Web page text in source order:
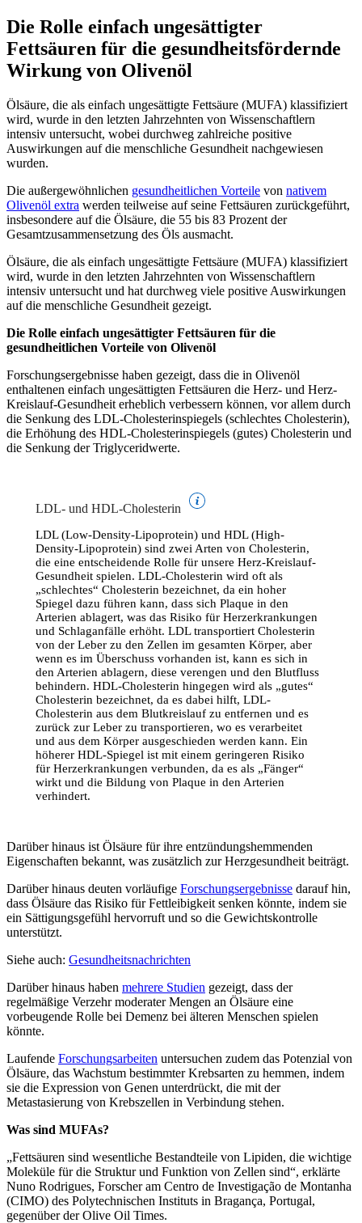
Die Rolle einfach ungesättigter
Fettsäuren für die gesundheitsfördernde
Wirkung von Olivenöl
Ölsäure, die als einfach ungesättigte Fettsäure (MUFA) klassifiziert
wird, wurde in den letzten Jahrzehnten von Wissenschaftlern
intensiv untersucht, wobei durchweg zahlreiche positive
Auswirkungen auf die menschliche Gesundheit nachgewiesen
wurden.
Die außergewöhnlichen gesundheitlichen Vorteile von nativem
Olivenöl extra werden teilweise auf seine Fettsäuren zurückgeführt,
insbesondere auf die Ölsäure, die 55 bis 83 Prozent der
Gesamtzusammensetzung des Öls ausmacht.
Ölsäure, die als einfach ungesättigte Fettsäure (MUFA) klassifiziert
wird, wurde in den letzten Jahrzehnten von Wissenschaftlern
intensiv untersucht und hat durchweg viele positive Auswirkungen
auf die menschliche Gesundheit gezeigt.
Die Rolle einfach ungesättigter Fettsäuren für die
gesundheitlichen Vorteile von Olivenöl
Forschungsergebnisse haben gezeigt, dass die in Olivenöl
enthaltenen einfach ungesättigten Fettsäuren die Herz- und Herz-
Kreislauf-Gesundheit erheblich verbessern können, vor allem durch
die Senkung des LDL-Cholesterinspiegels (schlechtes Cholesterin),
die Erhöhung des HDL-Cholesterinspiegels (gutes) Cholesterin und
die Senkung der Triglyceridwerte.
LDL- und HDL-Cholesterin
LDL (Low-Density-Lipoprotein) und HDL (High-
Density-Lipoprotein) sind zwei Arten von Cholesterin,
die eine entscheidende Rolle für unsere Herz-Kreislauf-
Gesundheit spielen. LDL-Cholesterin wird oft als
„schlechtes“ Cholesterin bezeichnet, da ein hoher
Spiegel dazu führen kann, dass sich Plaque in den
Arterien ablagert, was das Risiko für Herzerkrankungen
und Schlaganfälle erhöht. LDL transportiert Cholesterin
von der Leber zu den Zellen im gesamten Körper, aber
wenn es im Überschuss vorhanden ist, kann es sich in
den Arterien ablagern, diese verengen und den Blutfluss
behindern. HDL-Cholesterin hingegen wird als „gutes“
Cholesterin bezeichnet, da es dabei hilft, LDL-
Cholesterin aus dem Blutkreislauf zu entfernen und es
zurück zur Leber zu transportieren, wo es verarbeitet
und aus dem Körper ausgeschieden werden kann. Ein
höherer HDL-Spiegel ist mit einem geringeren Risiko
für Herzerkrankungen verbunden, da es als „Fänger“
wirkt und die Bildung von Plaque in den Arterien
verhindert.
Darüber hinaus ist Ölsäure für ihre entzündungshemmenden
Eigenschaften bekannt, was zusätzlich zur Herzgesundheit beiträgt.
Darüber hinaus deuten vorläufige Forschungsergebnisse darauf hin,
dass Ölsäure das Risiko für Fettleibigkeit senken könnte, indem sie
ein Sättigungsgefühl hervorruft und so die Gewichtskontrolle
unterstützt.
Siehe auch: Gesundheitsnachrichten
Darüber hinaus haben mehrere Studien gezeigt, dass der
regelmäßige Verzehr moderater Mengen an Ölsäure eine
vorbeugende Rolle bei Demenz bei älteren Menschen spielen
könnte.
Laufende Forschungsarbeiten untersuchen zudem das Potenzial von
Ölsäure, das Wachstum bestimmter Krebsarten zu hemmen, indem
sie die Expression von Genen unterdrückt, die mit der
Metastasierung von Krebszellen in Verbindung stehen.
Was sind MUFAs?
„Fettsäuren sind wesentliche Bestandteile von Lipiden, die wichtige
Moleküle für die Struktur und Funktion von Zellen sind“, erklärte
Nuno Rodrigues, Forscher am Centro de Investigação de Montanha
(CIMO) des Polytechnischen Instituts in Bragança, Portugal,
gegenüber der Olive Oil Times.